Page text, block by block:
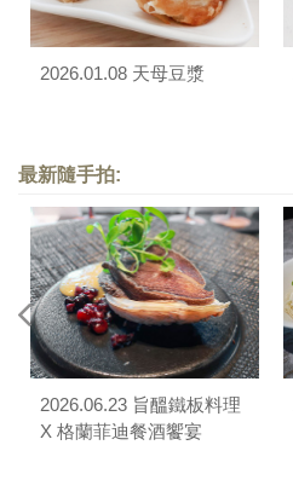
2026.01.08 天母豆漿
最新隨手拍:
2026.06.23 旨醞鐵板料理
X 格蘭菲迪餐酒饗宴